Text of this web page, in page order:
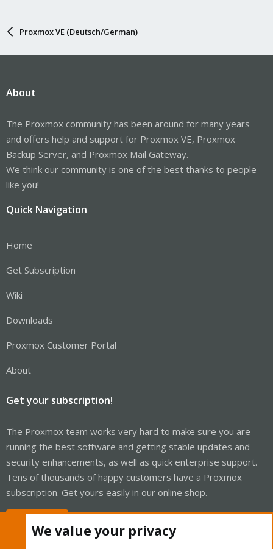
Proxmox VE (Deutsch/German)
About
The Proxmox community has been around for many years
and offers help and support for Proxmox VE, Proxmox
Backup Server, and Proxmox Mail Gateway.
We think our community is one of the best thanks to people
like you!
Quick Navigation
Home
Get Subscription
Wiki
Downloads
Proxmox Customer Portal
About
Get your subscription!
The Proxmox team works very hard to make sure you are
running the best software and getting stable updates and
security enhancements, as well as quick enterprise support.
Tens of thousands of happy customers have a Proxmox
subscription. Get yours easily in our online shop.
We value your privacy